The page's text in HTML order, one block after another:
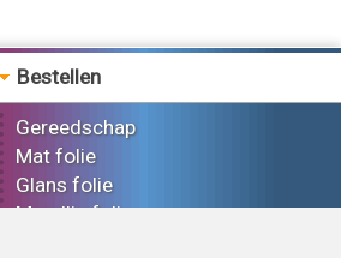
Bestellen
Gereedschap
Mat folie
Glans folie
Metallic folie